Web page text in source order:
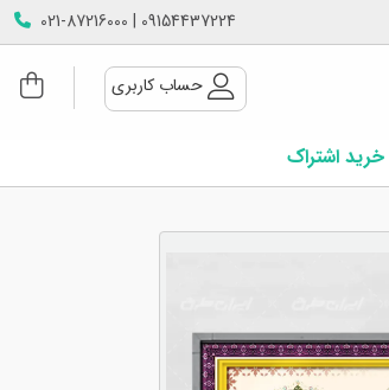
09154437224 | 021-87216000
حساب کاربری
خرید اشتراک